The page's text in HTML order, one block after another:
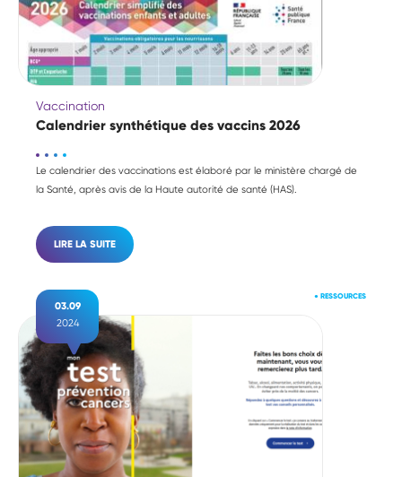
Vaccination
Calendrier synthétique des vaccins 2026
Le calendrier des vaccinations est élaboré par le ministère chargé de
la Santé, après avis de la Haute autorité de santé (HAS).
LIRE LA SUITE
03.09
2024
● RESSOURCES